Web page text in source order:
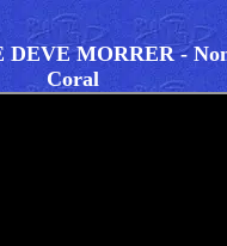
MORRER -
Coral